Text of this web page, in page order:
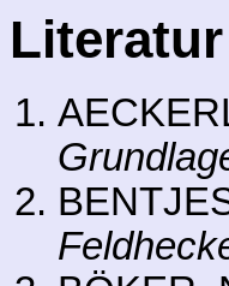
Literatur